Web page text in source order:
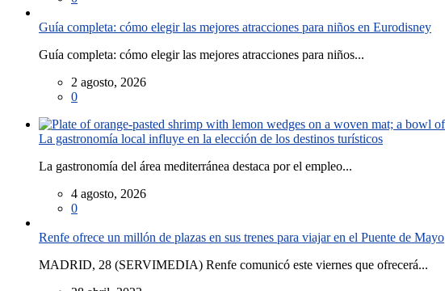
Guía completa: cómo elegir las mejores atracciones para niños en Eurodisney
Guía completa: cómo elegir las mejores atracciones para niños...
2 agosto, 2026
0
La gastronomía local influye en la elección de los destinos turísticos
La gastronomía del área mediterránea destaca por el empleo...
4 agosto, 2026
0
Renfe ofrece un millón de plazas en sus trenes para viajar en el Puente de Mayo
MADRID, 28 (SERVIMEDIA) Renfe comunicó este viernes que ofrecerá...